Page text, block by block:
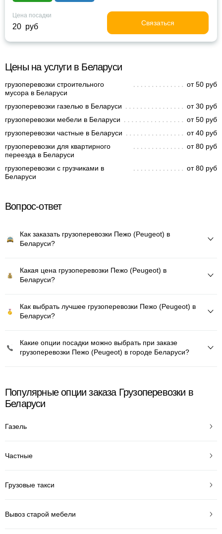
Цена посадки
20 руб Связаться
Цены на услуги в Беларуси
грузоперевозки строительного
мусора в Беларуси
от 50 руб
грузоперевозки газелью в Беларуси
от 30 руб
грузоперевозки мебели в Беларуси
от 50 руб
грузоперевозки частные в Беларуси
от 40 руб
грузоперевозки для квартирного
переезда в Беларуси
от 80 руб
грузоперевозки с грузчиками в
Беларуси
от 80 руб
Вопрос-ответ
Как заказать грузоперевозки Пежо (Peugeot) в
Беларуси?
Какая цена грузоперевозки Пежо (Peugeot) в
Беларуси?
Как выбрать лучшее грузоперевозки Пежо (Peugeot) в
Беларуси?
Какие опции посадки можно выбрать при заказе
грузоперевозки Пежо (Peugeot) в городе Беларуси?
Популярные опции заказа Грузоперевозки в
Беларуси
Газель
Частные
Грузовые такси
Вывоз старой мебели